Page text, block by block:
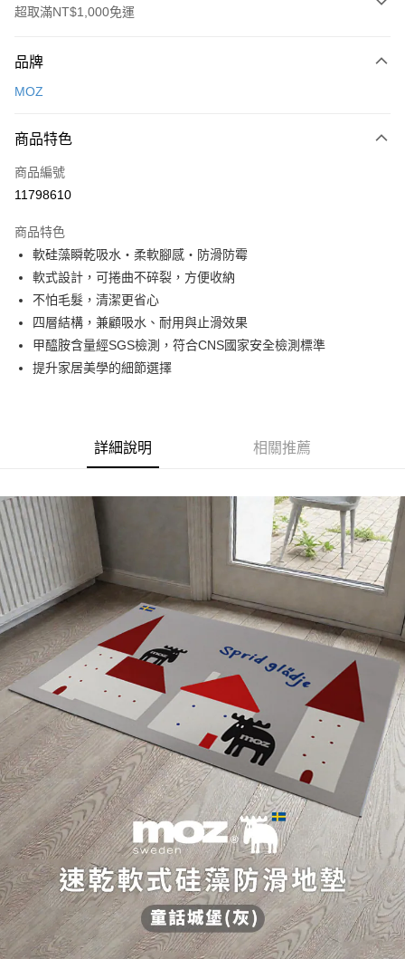
超取滿NT$1,000免運
信用卡一次付款
Apple Pay
街口支付
Google Pay
全盈+PAY
大哥付你分期
相關說明
【大哥付你分期使用說明】
1.本服務由台灣大哥大提供，台灣大哥大用戶可立即使用無須另外申請。
4.訂單成立30分鐘內，如未前往確認交易或遇審核未通過，訂單將自動取
消。如遇「轉專審核」未通過狀況，表示未達大哥付你分期系統評分，恕無
【繳款方式說明】
1.分期款項不併入電信帳單，「大哥付你分期」於每月結算日後寄送繳費提
醒簡訊。
2.透過簡訊連結打開帳單後，可選擇「超商條碼／台灣大直營門市／銀行轉
帳／街口支付／iPASS MONEY」等通路繳費。
【注意事項】
1.本服務係由「台灣大哥大股份有限公司」（以下簡稱本公司）所提供，讓
用戶於交易時，得透過本服務購買商品或服務，並由商店將買賣／分期付款
買賣價金債權讓與本公司後，依約使用本公司帳單繳交帳款。
2.基於同意付款使用「大哥付你分期」之契約關係目的，商店將以您的個人
資料（包含姓名、電話或地址）提供予台灣大哥大進項蒐集、處理及利用，
由本公司與您本人進行分期帳單所需資料之確認、核對及更正。
3.完整用戶服務條款，請詳閱以下連結：
https://oppay.tw/userRule
AFTEE先享後付
１．簡單：不需註冊會員、不需綁卡、不需儲值。
２．便利：只要手機號碼，簡訊認證，即可結帳。
【「AFTEE先享後付」結帳流程】
１．於結帳方式選擇「AFTEE先享後付」後，將跳轉至「AFTEE先享後付」
結帳頁面，進行簡訊認證並確認金額後，即可完成結帳。
２．訂單成立數日內，您將收到繳費通知簡訊。
３．收到繳費通知簡訊後14天內，點擊此簡訊中的連結，可透過四大超商／
ATM／網路銀行／等多元方式進行付款，方視為交易完成。
※ 請注意：結帳手續完成當下不需立刻繳費，但若您需要取消訂單，請聯絡
購買商品的店家。未經商家同意取消之訂單仍視為有效，需透過AFTEE先享
後付繳納相關費用。
※ 交易是否成功請以「AFTEE先享後付 」之結帳頁面顯示為準，若有關於
是否繳費成功／繳費後需取消欲退款等相關疑問，請聯繫「AFTEE先享後付
客戶支援中心」
https://netprotections.freshdesk.com/support/home
【注意事項】
１．透過由恩沛科技股份有限公司提供之「AFTEE先享後付」服務完成之交
易，需依本服務之必要範圍內提供個人資料，並將交易相關給付款項請求債
權轉讓予恩沛科技股份有限公司。
２．關於個人資料處理事宜，請瀏覽以下網址：
https://aftee.tw/terms/#terms3
３．未成年的使用者請事先徵得法定代理人或監護人之同意方可使用
「AFTEE先享後付」，若未經同意申辦者引起之損失，本公司不負相關責
任。
４．使用「AFTEE先享後付」時，將依據個別帳號之用戶狀況，依本公司即
時審查核予不同之上限額度；若仍有額度不足之情形，本公司將視審查結果
請求用戶進行身份認證。
５．嚴禁一人註冊多個帳號或使用他人資訊註冊。若發現惡意使用之情形，
恩沛科技股份有限公司將有權停止該用戶之使用額度並採取法律行動。
付款後全家取貨
每筆NT$70，滿NT$1,000(含以上)免運費
付款後7-11取貨
每筆NT$70，滿NT$1,000(含以上)免運費
宅配
每筆NT$100，滿NT$1,200(含以上)免運費
京站台北店客服中心(1F星巴克旁) 即日起不提供京站紙袋，取件時
請自備購物袋，若需購買紙袋可現場詢問
免運費
品牌
MOZ
商品特色
商品編號
11798610
商品特色
軟硅藻瞬乾吸水・柔軟腳感・防滑防霉
軟式設計，可捲曲不碎裂，方便收納
不怕毛髮，清潔更省心
四層結構，兼顧吸水、耐用與止滑效果
甲醯胺含量經SGS檢測，符合CNS國家安全檢測標準
提升家居美學的細節選擇
詳細說明 相關推薦